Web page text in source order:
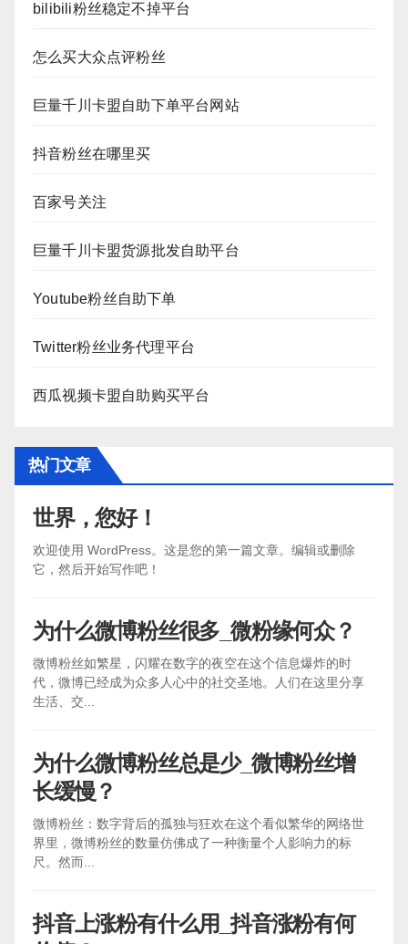
bilibili粉丝稳定不掉平台
怎么买大众点评粉丝
巨量千川卡盟自助下单平台网站
抖音粉丝在哪里买
百家号关注
巨量千川卡盟货源批发自助平台
Youtube粉丝自助下单
Twitter粉丝业务代理平台
西瓜视频卡盟自助购买平台
热门文章
世界，您好！
欢迎使用 WordPress。这是您的第一篇文章。编辑或删除
它，然后开始写作吧！
为什么微博粉丝很多_微粉缘何众？
微博粉丝如繁星，闪耀在数字的夜空在这个信息爆炸的时
代，微博已经成为众多人心中的社交圣地。人们在这里分享
生活、交...
为什么微博粉丝总是少_微博粉丝增
长缓慢？
微博粉丝：数字背后的孤独与狂欢在这个看似繁华的网络世
界里，微博粉丝的数量仿佛成了一种衡量个人影响力的标
尺。然而...
抖音上涨粉有什么用_抖音涨粉有何